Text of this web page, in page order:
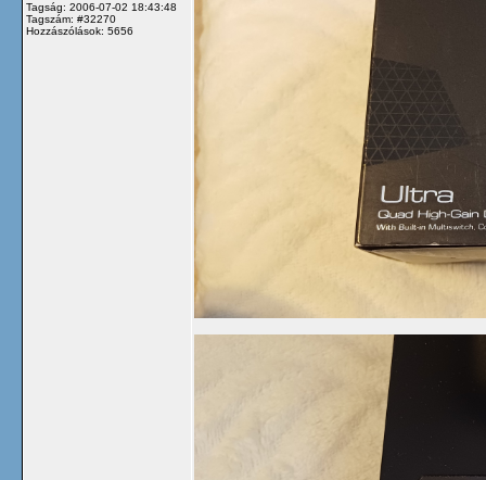
Tagság: 2006-07-02 18:43:48
Tagszám: #32270
Hozzászólások: 5656